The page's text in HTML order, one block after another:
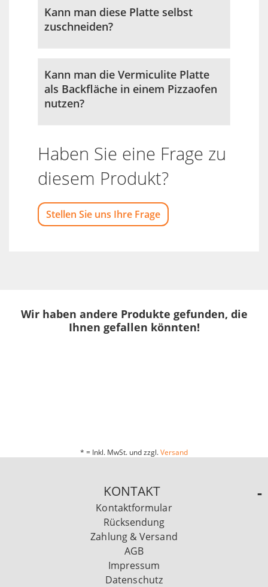
Kann man diese Platte selbst
zuschneiden?
Kann man die Vermiculite Platte
als Backfläche in einem Pizzaofen
nutzen?
Haben Sie eine Frage zu
diesem Produkt?
Stellen Sie uns Ihre Frage
Wir haben andere Produkte gefunden, die
Ihnen gefallen könnten!
* = Inkl. MwSt. und zzgl.Versand
KONTAKT
Kontaktformular
Rücksendung
Zahlung & Versand
AGB
Impressum
Datenschutz